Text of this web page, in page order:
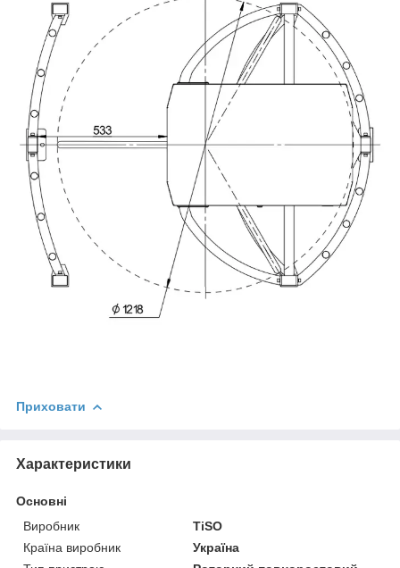
Приховати
Характеристики
Основні
Виробник
TiSO
Країна виробник
Україна